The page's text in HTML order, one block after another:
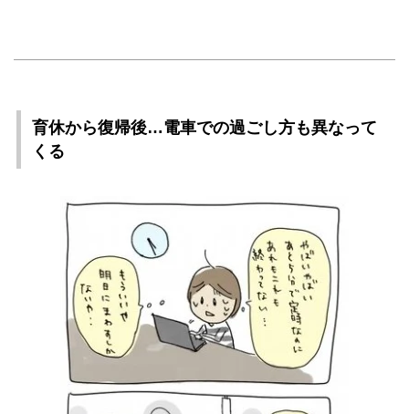
育休から復帰後…電車での過ごし方も異なって
くる